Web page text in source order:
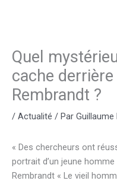
Quel
cache
Rembrandt ?
/ Actualité / Par
« Des chercheurs ont
portrait d’un jeune
Rembrandt « Le vieil